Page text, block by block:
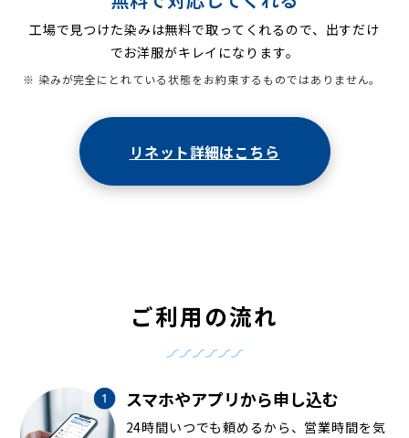
工場で見つけた染みは無料で取ってくれるので、出すだけ
でお洋服がキレイになります。
※ 染みが完全にとれている状態をお約束するものではありません。
リネット詳細はこちら
ご利用の流れ
スマホやアプリから申し込む
24時間いつでも頼めるから、営業時間を気